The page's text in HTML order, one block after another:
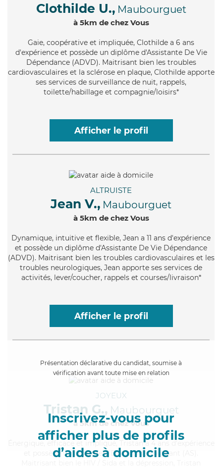
Clothilde U., Maubourguet
à 5km de chez Vous
Gaie, coopérative et impliquée, Clothilde a 6 ans
d'expérience et possède un diplôme d'Assistante De Vie
Dépendance (ADVD). Maitrisant bien les troubles
cardiovasculaires et la sclérose en plaque, Clothilde apporte
ses services de surveillance de nuit, rappels,
toilette/habillage et compagnie/loisirs*
Afficher le profil
ALTRUISTE
Jean V., Maubourguet
à 5km de chez Vous
Dynamique, intuitive et flexible, Jean a 11 ans d'expérience
et possède un diplôme d'Assistante De Vie Dépendance
(ADVD). Maitrisant bien les troubles cardiovasculaires et les
troubles neurologiques, Jean apporte ses services de
activités, lever/coucher, rappels et courses/livraison*
Afficher le profil
Présentation déclarative du candidat, soumise à
vérification avant toute mise en relation
Inscrivez-vous pour
afficher plus de profils
d’aides à domicile
JOYEUX
Tristan G., Maubourguet
à 5km de chez Vous
, efficace et impliqué, Tristan a 4 ans d'expérience
et possède un diplôme d'Etat d'aide-soignant (AS).